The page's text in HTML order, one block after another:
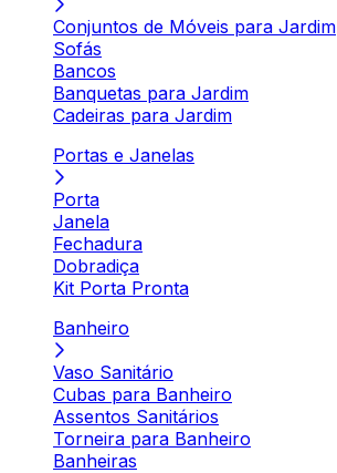
Conjuntos de Móveis para Jardim
Sofás
Bancos
Banquetas para Jardim
Cadeiras para Jardim
Portas e Janelas
Porta
Janela
Fechadura
Dobradiça
Kit Porta Pronta
Banheiro
Vaso Sanitário
Cubas para Banheiro
Assentos Sanitários
Torneira para Banheiro
Banheiras